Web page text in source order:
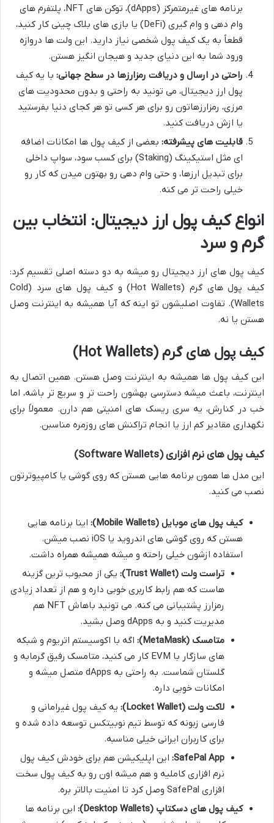
برنامه های غیرمتمرکز (dApps)، توکن های NFT، پلتفرم های
وام دهی و وام گیری (DeFi) یا بازی های بلاک چینی کار کنید،
قطعاً به یک کیف پول شخصی نیاز دارید. این ولت ها دروازه
ورود شما به این دنیای جدید و هیجان انگیز هستن.
راحتی در ارسال و دریافت رمزارزها در سطح جهانی: با یه کیف
پول ارز دیجیتال، می تونید به راحتی و بدون محدودیت های
مرزی، رمزارزهاتون رو برای هر کسی تو هر کجای دنیا بفرستید
یا ازش دریافت کنید.
قابلیت های پیشرفته: بعضی از کیف پول ها امکانات اضافه
ای مثل استیکینگ (Staking) برای کسب سود، سواپ داخلی
برای تبدیل ارزها، و حتی وام دهی رو بهتون میدن که کار رو
خیلی راحت تر می کنه.
انواع کیف پول ارز دیجیتال: انتخاب بین
گرم و سرد
کیف پول های ارز دیجیتال رو میشه به دو دسته اصلی تقسیم کرد:
کیف پول های گرم (Hot Wallets) و کیف پول های سرد (Cold
Wallets). تفاوت اصلیشون تو اینه که آیا همیشه به اینترنت وصل
هستن یا نه.
کیف پول های گرم (Hot Wallets)
این کیف پول ها همیشه به اینترنت وصل هستن. همین اتصال به
اینترنت، باعث میشه دسترسی بهشون راحت تر و سریع تر باشه، اما
خب در کنارش، یه سری ریسک های امنیتی هم دارن. معمولاً برای
نگهداری مقادیر کم ارز یا انجام تراکنش های روزمره مناسبن.
کیف پول های نرم افزاری (Software Wallets)
این مدل ها همون برنامه هایی هستن که روی گوشی یا کامپیوترتون
نصب می کنید.
کیف پول های موبایل (Mobile Wallets):
اینا برنامه هایی
هستن که روی گوشی های اندروید یا iOS نصب میشن.
استفاده ازشون خیلی راحته و میشه همیشه همراه داشت.
تراست ولت (Trust Wallet):
یکی از محبوب ترین گزینه
هاست که هم رابط کاربری خوبی داره و هم از تعداد زیادی
رمزارز پشتیبانی می کنه. می تونید باهاش NFT هم
مدیریت کنید و به dApps وصل بشید.
متامسک (MetaMask):
اگه با اکوسیستم اتریوم و شبکه
های سازگار با EVM کار می کنید، متامسک رفیق گرمابه و
گلستان شماست. به راحتی به dApps متصل میشه و
امکانات خوبی داره.
لاکت ولت (Locket Wallet):
یه کیف پول غیرامانی و
فارسی زبونه که توسط تیم نوبیتکس توسعه داده شده و
برای کاربران ایرانی خیلی مناسبه.
SafePal App: این اپلیکیشن هم برای خودش کیف پول
نرم افزاری کاملیه و هم میشه اون رو به کیف پول سخت
افزاری SafePal وصل کرد تا امنیت بالاتر بره.
کیف پول های دسکتاپ (Desktop Wallets):
این برنامه ها